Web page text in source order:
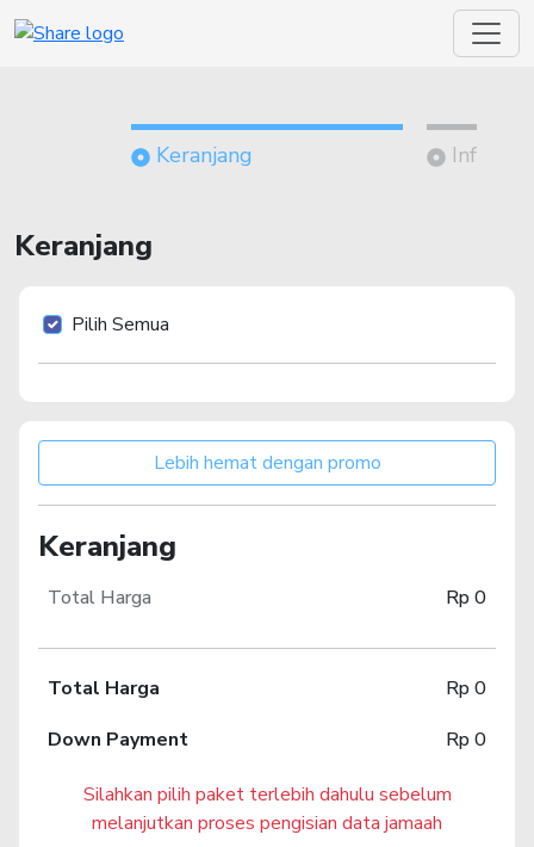
Keranjang
Keranjang
Pilih Semua
Lebih hemat dengan promo
Keranjang
Total Harga Rp 0
Total Harga
Rp 0
Down Payment
Rp 0
Silahkan pilih paket terlebih dahulu sebelum
melanjutkan proses pengisian data jamaah